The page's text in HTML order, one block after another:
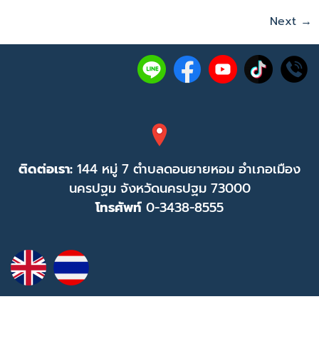
Next →
ติดต่อเรา: 144 หมู่ 7 ตำบลดอนยายหอม อำเภอเมือง
นครปฐม จังหวัดนครปฐม 73000
โทรศัพท์ 0-3438-8555